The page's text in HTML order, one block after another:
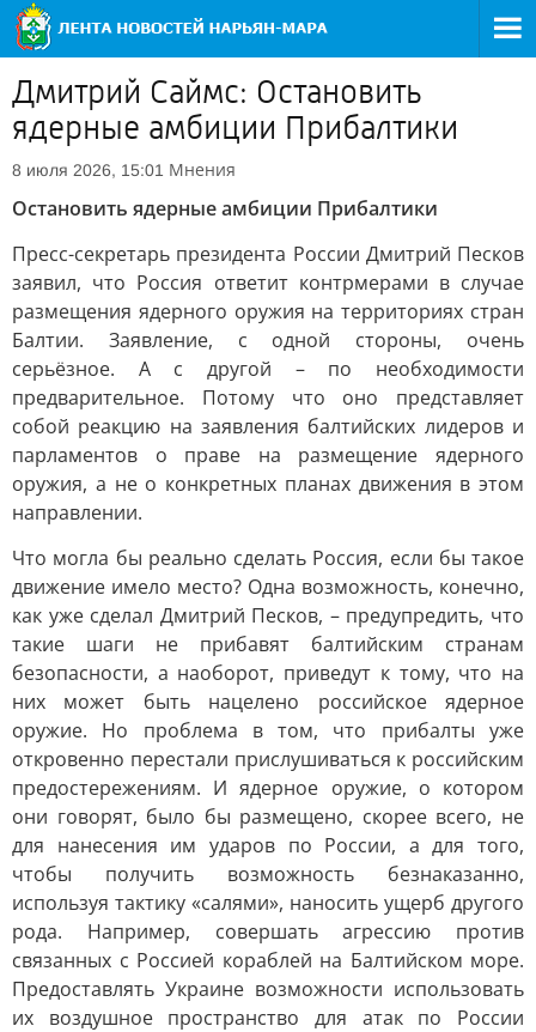
Дмитрий Саймс: Остановить
ядерные амбиции Прибалтики
8 июля 2026, 15:01 Мнения
Остановить ядерные амбиции Прибалтики
Пресс-секретарь президента России Дмитрий Песков
заявил, что Россия ответит контрмерами в случае
размещения ядерного оружия на территориях стран
Балтии. Заявление, с одной стороны, очень
серьёзное. А с другой – по необходимости
предварительное. Потому что оно представляет
собой реакцию на заявления балтийских лидеров и
парламентов о праве на размещение ядерного
оружия, а не о конкретных планах движения в этом
направлении.
Что могла бы реально сделать Россия, если бы такое
движение имело место? Одна возможность, конечно,
как уже сделал Дмитрий Песков, – предупредить, что
такие шаги не прибавят балтийским странам
безопасности, а наоборот, приведут к тому, что на
них может быть нацелено российское ядерное
оружие. Но проблема в том, что прибалты уже
откровенно перестали прислушиваться к российским
предостережениям. И ядерное оружие, о котором
они говорят, было бы размещено, скорее всего, не
для нанесения им ударов по России, а для того,
чтобы получить возможность безнаказанно,
используя тактику «салями», наносить ущерб другого
рода. Например, совершать агрессию против
связанных с Россией кораблей на Балтийском море.
Предоставлять Украине возможности использовать
их воздушное пространство для атак по России